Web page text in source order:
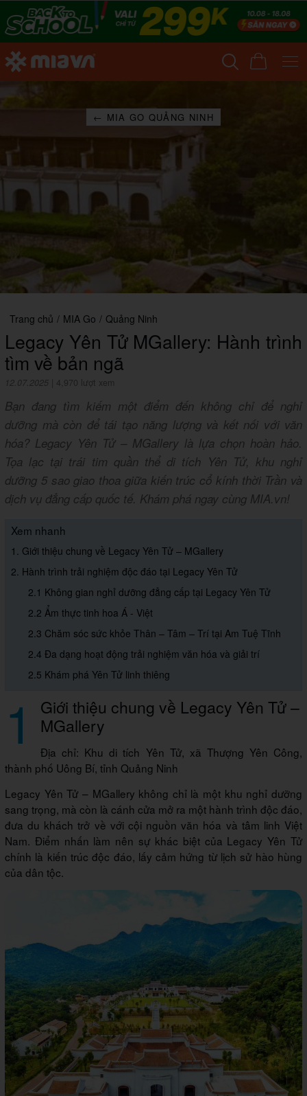
← MIA GO QUẢNG NINH
Trang chủ / MIA Go / Quảng Ninh
Legacy Yên Tử MGallery: Hành trình
tìm về bản ngã
12.07.2025 4,970 lượt xem
Bạn đang tìm kiếm một điểm đến không chỉ để nghỉ
dưỡng mà còn để tái tạo năng lượng và kết nối với văn
hóa? Legacy Yên Tử – MGallery là lựa chọn hoàn hảo.
Tọa lạc tại trái tim quần thể di tích Yên Tử, khu nghỉ
dưỡng 5 sao giao thoa giữa kiến trúc cổ kính thời Trần và
dịch vụ đẳng cấp quốc tế. Khám phá ngay cùng MIA.vn!
Xem nhanh
1. Giới thiệu chung về Legacy Yên Tử – MGallery
2. Hành trình trải nghiệm độc đáo tại Legacy Yên Tử
2.1 Không gian nghỉ dưỡng đẳng cấp tại Legacy Yên Tử
2.2 Ẩm thực tinh hoa Á - Việt
2.3 Chăm sóc sức khỏe Thân – Tâm – Trí tại Am Tuệ Tĩnh
2.4 Đa dạng hoạt động trải nghiệm văn hóa và giải trí
2.5 Khám phá Yên Tử linh thiêng
1 Giới thiệu chung về Legacy Yên Tử –
MGallery
Địa chỉ: Khu di tích Yên Tử, xã Thượng Yên Công,
thành phố Uông Bí, tỉnh Quảng Ninh
Legacy Yên Tử – MGallery không chỉ là một khu nghỉ dưỡng
sang trọng, mà còn là cánh cửa mở ra một hành trình độc đáo,
đưa du khách trở về với cội nguồn văn hóa và tâm linh Việt
Nam. Điểm nhấn làm nên sự khác biệt của Legacy Yên Tử
chính là kiến trúc độc đáo, lấy cảm hứng từ lịch sử hào hùng
của dân tộc.